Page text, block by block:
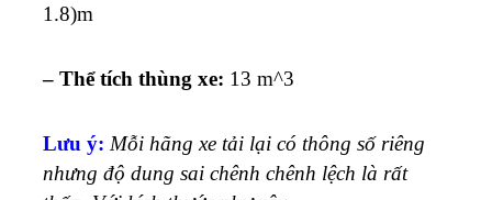
1.8)m
– Thể tích thùng xe: 13 m^3
Lưu ý: Mỗi hãng xe tải lại có thông số riêng
nhưng độ dung sai chênh chênh lệch là rất